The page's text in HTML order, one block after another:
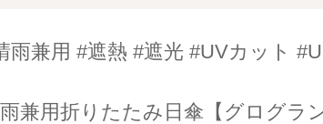
雨兼用 #遮熱 #遮光 #UVカット
兼用折りたたみ日傘【グログラ